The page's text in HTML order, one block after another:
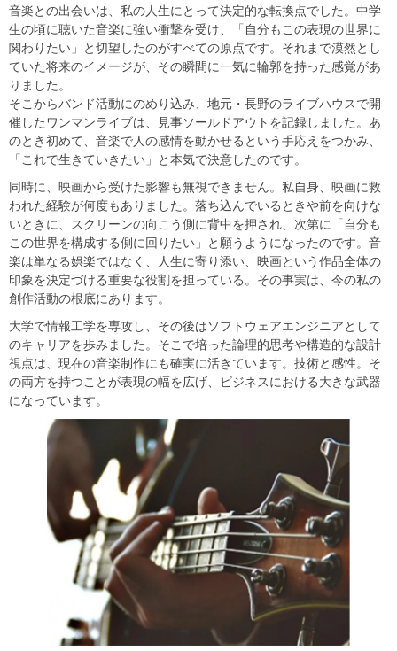
音楽との出会いは、私の人生にとって決定的な転換点でした。中学
生の頃に聴いた音楽に強い衝撃を受け、「自分もこの表現の世界に
関わりたい」と切望したのがすべての原点です。それまで漠然とし
ていた将来のイメージが、その瞬間に一気に輪郭を持った感覚があ
りました。
そこからバンド活動にのめり込み、地元・長野のライブハウスで開
催したワンマンライブは、見事ソールドアウトを記録しました。あ
のとき初めて、音楽で人の感情を動かせるという手応えをつかみ、
「これで生きていきたい」と本気で決意したのです。
同時に、映画から受けた影響も無視できません。私自身、映画に救
われた経験が何度もありました。落ち込んでいるときや前を向けな
いときに、スクリーンの向こう側に背中を押され、次第に「自分も
この世界を構成する側に回りたい」と願うようになったのです。音
楽は単なる娯楽ではなく、人生に寄り添い、映画という作品全体の
印象を決定づける重要な役割を担っている。その事実は、今の私の
創作活動の根底にあります。
大学で情報工学を専攻し、その後はソフトウェアエンジニアとして
のキャリアを歩みました。そこで培った論理的思考や構造的な設計
視点は、現在の音楽制作にも確実に活きています。技術と感性。そ
の両方を持つことが表現の幅を広げ、ビジネスにおける大きな武器
になっています。